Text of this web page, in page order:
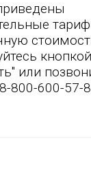
кнопкой
или
800-600-57-